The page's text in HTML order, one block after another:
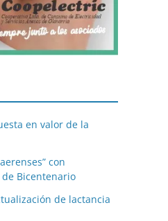
en valor de la
con
Bicentenario
de lactancia